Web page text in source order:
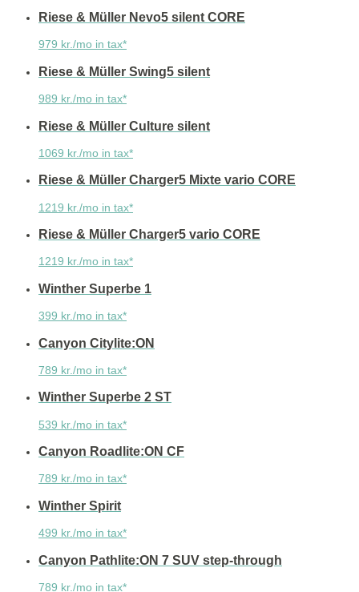
Riese & Müller Nevo5 silent CORE
979 kr./mo in tax*
Riese & Müller Swing5 silent
989 kr./mo in tax*
Riese & Müller Culture silent
1069 kr./mo in tax*
Riese & Müller Charger5 Mixte vario CORE
1219 kr./mo in tax*
Riese & Müller Charger5 vario CORE
1219 kr./mo in tax*
Winther Superbe 1
399 kr./mo in tax*
Canyon Citylite:ON
789 kr./mo in tax*
Winther Superbe 2 ST
539 kr./mo in tax*
Canyon Roadlite:ON CF
789 kr./mo in tax*
Winther Spirit
499 kr./mo in tax*
Canyon Pathlite:ON 7 SUV step-through
789 kr./mo in tax*